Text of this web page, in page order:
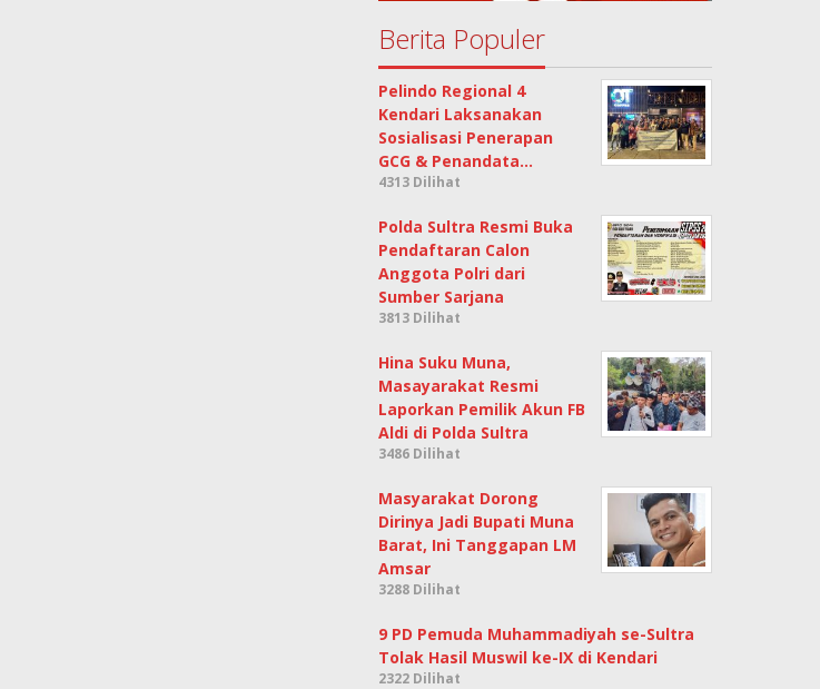
Berita Populer
Pelindo Regional 4
Kendari Laksanakan
Sosialisasi Penerapan
GCG & Penandata…
4313 Dilihat
Polda Sultra Resmi Buka
Pendaftaran Calon
Anggota Polri dari
Sumber Sarjana
3813 Dilihat
Hina Suku Muna,
Masayarakat Resmi
Laporkan Pemilik Akun FB
Aldi di Polda Sultra
3486 Dilihat
Masyarakat Dorong
Dirinya Jadi Bupati Muna
Barat, Ini Tanggapan LM
Amsar
3288 Dilihat
9 PD Pemuda Muhammadiyah se-Sultra
Tolak Hasil Muswil ke-IX di Kendari
2322 Dilihat